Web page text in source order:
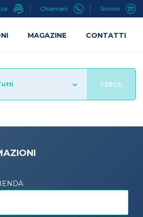
CERCA
Chiamaci Scrivici
MAGAZINE CONTATTI